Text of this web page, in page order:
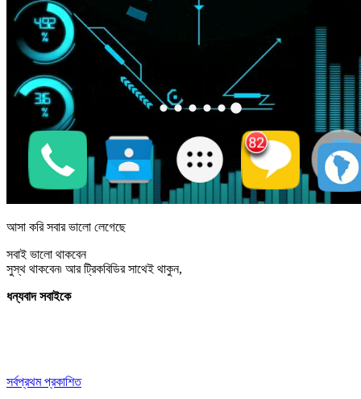
আসা করি সবার ভালো লেগেছে
সবাই ভালো থাকবেন
সুস্থ থাকবেন৷ আর ট্রিকবিডির সাথেই থাকুন,
ধন্যবাদ সবাইকে
সর্বপ্রথম প্রকাশিত